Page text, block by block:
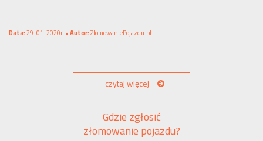
Data:29. 01. 2020r. •Autor:ZlomowaniePojazdu.pl
czytaj więcej
Gdzie zgłosić
złomowanie pojazdu?